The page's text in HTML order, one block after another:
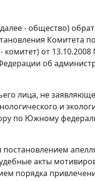
- общество)
Комитета
от
об
лица, не
и
по Южному
акты
порядка